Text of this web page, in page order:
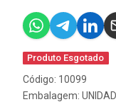
Produto Esgotado
Código: 10099
Embalagem: